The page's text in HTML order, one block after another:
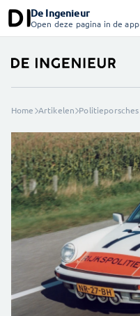
De Ingenieur
Open deze pagina in de app
Home Artikelen Politieporsches